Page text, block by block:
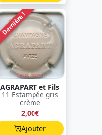
Dernière !
AGRAPART et Fils
11 Estampée gris
crème
2,00€
Ajouter